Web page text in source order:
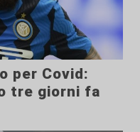
per Covid:
tre giorni fa